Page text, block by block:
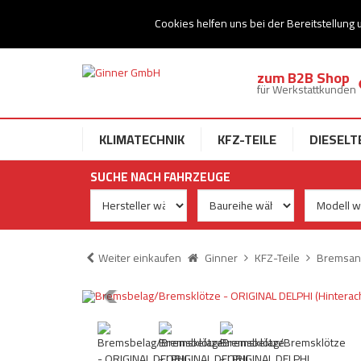
Cookies helfen uns bei der Bereitstellung
Ihr Speziallist für Dieseltechnik
zum B2B Shop
für Werkstattkunden
KLIMATECHNIK KFZ-TEILE
SUCHE NACH FAHRZEUGE
Weiter einkaufen Ginner KFZ-Teile